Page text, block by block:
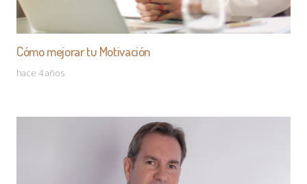
Cómo mejorar tu Motivación
hace 4 años